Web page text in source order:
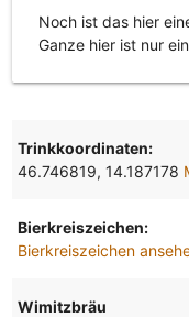
Noch ist das hier
Ganze hier ist nur
Trinkkoordinaten:
46.746819, 14.187178
Bierkreiszeichen:
Bierkreiszeichen
Wimitzbräu